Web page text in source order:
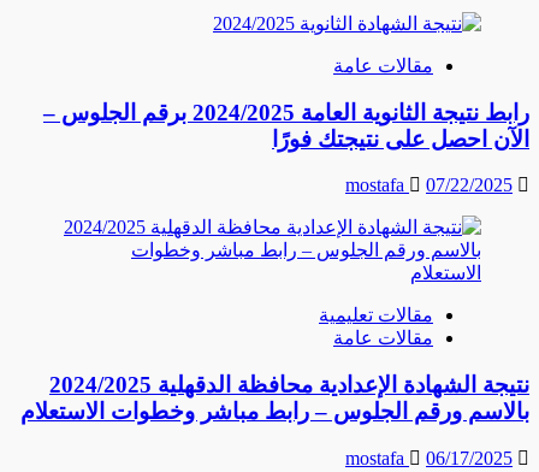
مقالات عامة
رابط نتيجة الثانوية العامة 2024/2025 برقم الجلوس –
الآن احصل على نتيجتك فورًا
mostafa 07/22/2025
مقالات تعليمية
مقالات عامة
نتيجة الشهادة الإعدادية محافظة الدقهلية 2024/2025
بالاسم ورقم الجلوس – رابط مباشر وخطوات الاستعلام
mostafa 06/17/2025